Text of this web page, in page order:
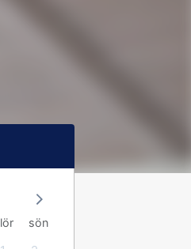
lör sön